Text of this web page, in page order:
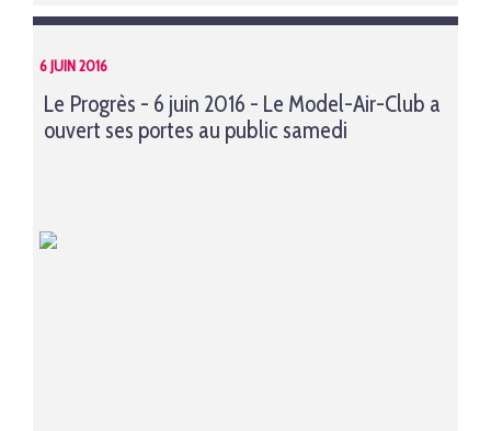
6 JUIN 2016
Le Progrès - 6 juin 2016 - Le Model-Air-Club a
ouvert ses portes au public samedi